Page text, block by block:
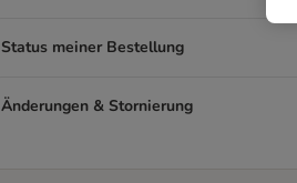
Status meiner Bestellung
Änderungen & Stornierung